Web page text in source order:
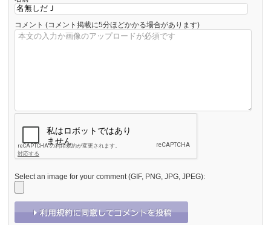
コメント (コメント掲載に5分ほどかかる場合があります)
Select an image for your comment (GIF, PNG, JPG, JPEG):